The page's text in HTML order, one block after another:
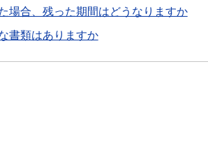
場合、残った期間はどうなりますか
書類はありますか